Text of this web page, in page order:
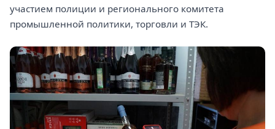
участием полиции и регионального комитета
промышленной политики, торговли и ТЭК.